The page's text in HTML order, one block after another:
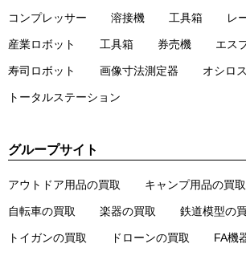
コンプレッサー 溶接機 工具箱 レ
産業ロボット 工具箱 券売機 エス
寿司ロボット 画像寸法測定器 オシロ
トータルステーション
グループサイト
アウトドア用品の買取 キャンプ用品の買取
自転車の買取 楽器の買取 鉄道模型の
トイガンの買取 ドローンの買取 FA機